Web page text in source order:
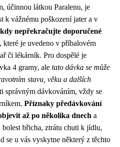
účinnou látkou Paralenu, je
k vážnému poškození jater a v
nepřekračujte doporučené
, které je uvedeno v příbalovém
či lékárník. Pro dospělé je
4 gramy, ale tato dávka se může
stavu, věku a dalších
správným dávkováním, vždy se
Příznaky předávkování
až po několika dnech a
břicha, ztrátu chuti k jídlu,
se u vás vyskytne některý z těchto